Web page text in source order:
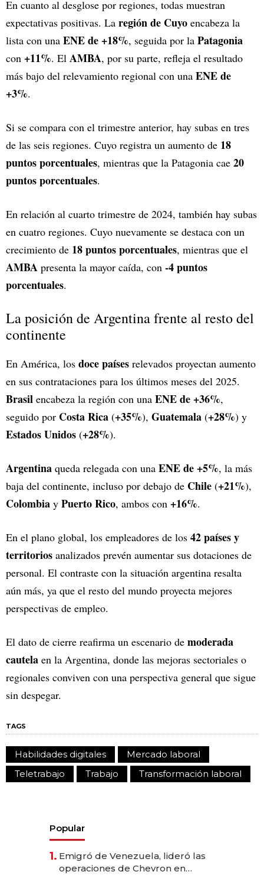
En cuanto al desglose por regiones, todas muestran
expectativas positivas. La región de Cuyo encabeza la
lista con una ENE de +18%, seguida por la Patagonia
con +11%. El AMBA, por su parte, refleja el resultado
más bajo del relevamiento regional con una ENE de
+3%.
Si se compara con el trimestre anterior, hay subas en tres
de las seis regiones. Cuyo registra un aumento de 18
puntos porcentuales, mientras que la Patagonia cae 20
puntos porcentuales.
En relación al cuarto trimestre de 2024, también hay subas
en cuatro regiones. Cuyo nuevamente se destaca con un
crecimiento de 18 puntos porcentuales, mientras que el
AMBA presenta la mayor caída, con -4 puntos
porcentuales.
La posición de Argentina frente al resto del
continente
En América, los doce países relevados proyectan aumento
en sus contrataciones para los últimos meses del 2025.
Brasil encabeza la región con una ENE de +36%,
seguido por Costa Rica (+35%), Guatemala (+28%) y
Estados Unidos (+28%).
Argentina queda relegada con una ENE de +5%, la más
baja del continente, incluso por debajo de Chile (+21%),
Colombia y Puerto Rico, ambos con +16%.
En el plano global, los empleadores de los 42 países y
territorios analizados prevén aumentar sus dotaciones de
personal. El contraste con la situación argentina resalta
aún más, ya que el resto del mundo proyecta mejores
perspectivas de empleo.
El dato de cierre reafirma un escenario de moderada
cautela en la Argentina, donde las mejoras sectoriales o
regionales conviven con una perspectiva general que sigue
sin despegar.
TAGS
Habilidades digitales
Mercado laboral
Teletrabajo
Trabajo Transformación laboral
Popular
1. Emigró de Venezuela, lideró las
operaciones de Chevron en